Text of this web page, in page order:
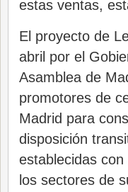
estas ventas,
El proyecto de
abril por el
Asamblea de
promotores de
Madrid para
disposición
establecidas
los sectores de